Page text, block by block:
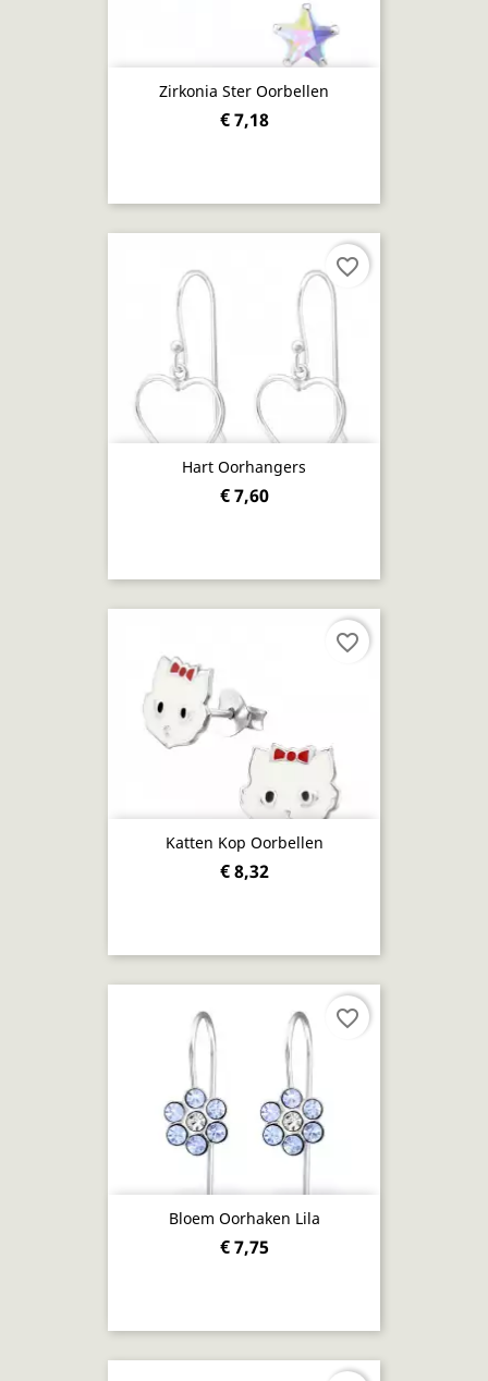
Zirkonia Ster Oorbellen
€ 7,18
Hart Oorhangers
€ 7,60
favorite_border
Katten Kop Oorbellen
€ 8,32
favorite_border
Bloem Oorhaken Lila
€ 7,75
favorite_border